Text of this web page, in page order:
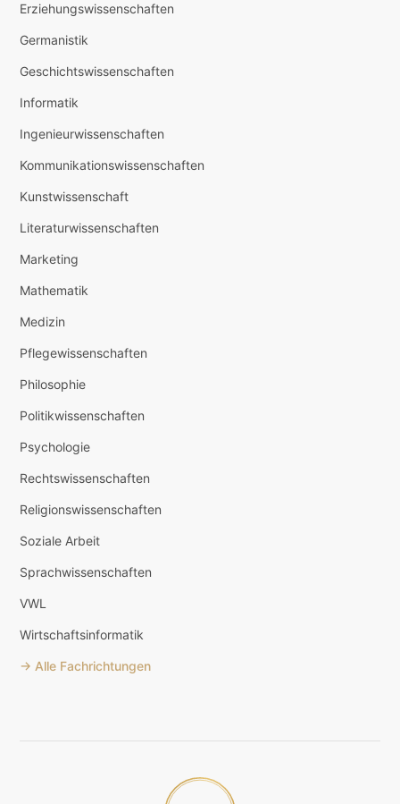
Erziehungswissenschaften
Germanistik
Geschichtswissenschaften
Informatik
Ingenieurwissenschaften
Kommunikationswissenschaften
Kunstwissenschaft
Literaturwissenschaften
Marketing
Mathematik
Medizin
Pflegewissenschaften
Philosophie
Politikwissenschaften
Psychologie
Rechtswissenschaften
Religionswissenschaften
Soziale Arbeit
Sprachwissenschaften
VWL
Wirtschaftsinformatik
→ Alle Fachrichtungen